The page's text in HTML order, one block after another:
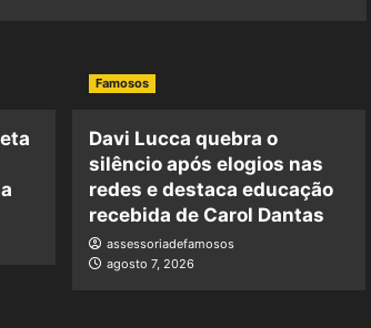
Famosos
Davi Lucca quebra o
silêncio após elogios nas
redes e destaca educação
recebida de Carol Dantas
assessoriadefamosos
agosto 7, 2026